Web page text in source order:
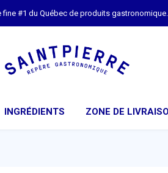
fine #1 du Québec de produits gastronomique.
INGRÉDIENTS ZONE DE